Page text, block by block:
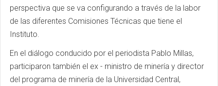
perspectiva que se va configurando a través de la labor
de las diferentes Comisiones Técnicas que tiene el
Instituto.
En el diálogo conducido por el periodista Pablo Millas,
participaron también el ex - ministro de minería y director
del programa de minería de la Universidad Central,